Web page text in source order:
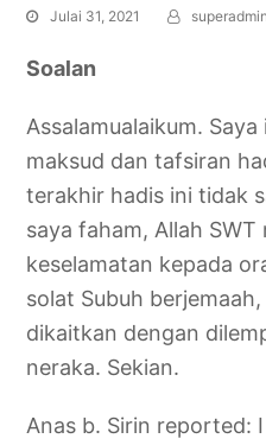
Julai 31, 2021 superadmin
Soalan
Assalamualaikum.
maksud dan tafsiran
terakhir hadis ini tidak
saya faham, Allah SWT
keselamatan kepada
solat Subuh
dikaitkan dengan
neraka. Sekian.
Anas b. Sirin reported: